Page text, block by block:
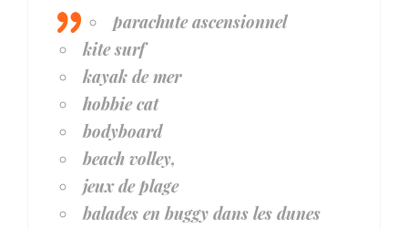
parachute ascensionnel
kite surf
kayak de mer
hobbie cat
bodyboard
beach volley,
jeux de plage
balades en buggy dans les dunes